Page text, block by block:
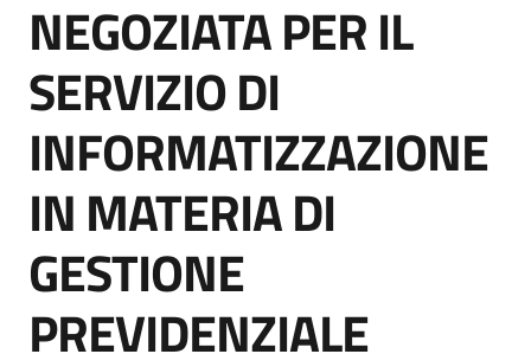
English
site
Seguici
su
NEGOZIATA PER IL
SERVIZIO DI
INFORMATIZZAZIONE
IN MATERIA DI
GESTIONE
PREVIDENZIALE